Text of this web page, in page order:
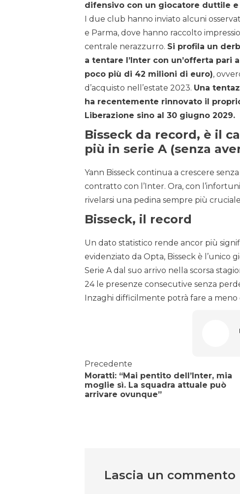
difensivo con un giocatore duttile
I due club hanno inviato alcuni
e Parma, dove hanno raccolto
centrale nerazzurro. Si profila un
a tentare l’Inter con un’offerta pari
poco più di 42 milioni di euro),
d’acquisto nell’estate 2023. Una
ha recentemente rinnovato il
Liberazione sino al 30 giugno 2029.
Bisseck da record, è il
più in serie A (senza
Yann Bisseck continua a crescere
contratto con l’Inter. Ora, con
rivelarsi una pedina sempre più
Bisseck, il record
Un dato statistico rende ancor più
evidenziato da Opta, Bisseck è l’unico
Serie A dal suo arrivo nella scorsa
24 le presenze consecutive senza
Inzaghi difficilmente potrà fare a meno
Precedente
Moratti: “Mai pentito dell’Inter, mia
moglie sì. La squadra attuale può
arrivare ovunque”
Lascia un commento